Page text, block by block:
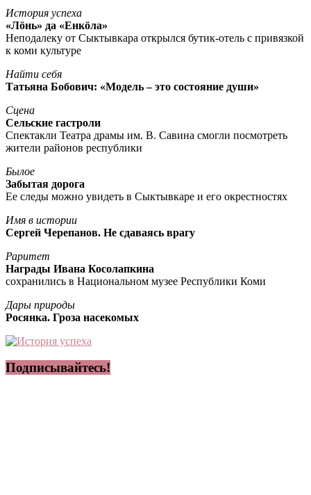
История успеха
«Лöнь» да «Енкöла»
Неподалеку от Сыктывкара открылся бутик-отель с привязкой
к коми культуре
Найти себя
Татьяна Бобович: «Модель – это состояние души»
Сцена
Сельские гастроли
Спектакли Театра драмы им. В. Савина смогли посмотреть
жители районов республики
Былое
Забытая дорога
Ее следы можно увидеть в Сыктывкаре и его окрестностях
Имя в истории
Сергей Черепанов. Не сдаваясь врагу
Раритет
Награды Ивана Косолапкина
сохранились в Национальном музее Республики Коми
Дары природы
Росянка. Гроза насекомых
Подписывайтесь!